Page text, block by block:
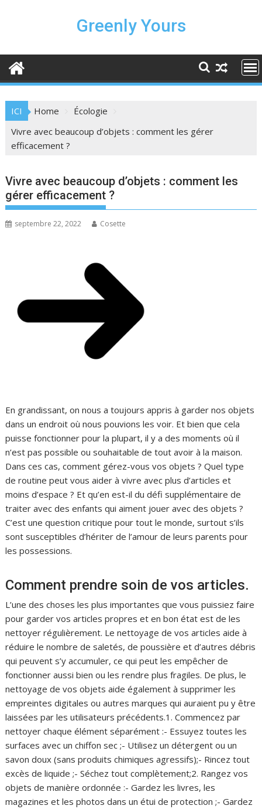
Greenly Yours
ICI Home
Écologie
Vivre avec beaucoup d’objets : comment les gérer
efficacement ?
Vivre avec beaucoup d’objets : comment les
gérer efficacement ?
septembre 22, 2022 Cosette
En grandissant, on nous a toujours appris à garder nos objets
dans un endroit où nous pouvions les voir. Et bien que cela
puisse fonctionner pour la plupart, il y a des moments où il
n’est pas possible ou souhaitable de tout avoir à la maison.
Dans ces cas, comment gérez-vous vos objets ? Quel type
de routine peut vous aider à vivre avec plus d’articles et
moins d’espace ? Et qu’en est-il du défi supplémentaire de
traiter avec des enfants qui aiment jouer avec des objets ?
C’est une question critique pour tout le monde, surtout s’ils
sont susceptibles d’hériter de l’amour de leurs parents pour
les possessions.
Comment prendre soin de vos articles.
L’une des choses les plus importantes que vous puissiez faire
pour garder vos articles propres et en bon état est de les
nettoyer régulièrement. Le nettoyage de vos articles aide à
réduire le nombre de saletés, de poussière et d’autres débris
qui peuvent s’y accumuler, ce qui peut les empêcher de
fonctionner aussi bien ou les rendre plus fragiles. De plus, le
nettoyage de vos objets aide également à supprimer les
empreintes digitales ou autres marques qui auraient pu y être
laissées par les utilisateurs précédents.1. Commencez par
nettoyer chaque élément séparément :- Essuyez toutes les
surfaces avec un chiffon sec ;- Utilisez un détergent ou un
savon doux (sans produits chimiques agressifs);- Rincez tout
excès de liquide ;- Séchez tout complètement;2. Rangez vos
objets de manière ordonnée :- Gardez les livres, les
magazines et les photos dans un étui de protection ;- Gardez